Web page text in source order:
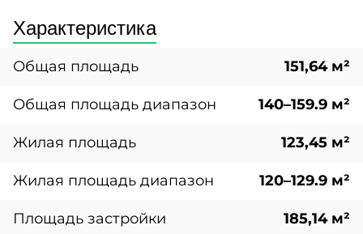
Характеристика
Общая площадь 151,64 м²
Общая площадь диапазон 140–159.9 м²
Жилая площадь 123,45 м²
Жилая площадь диапазон 120–129.9 м²
Площадь застройки 185,14 м²